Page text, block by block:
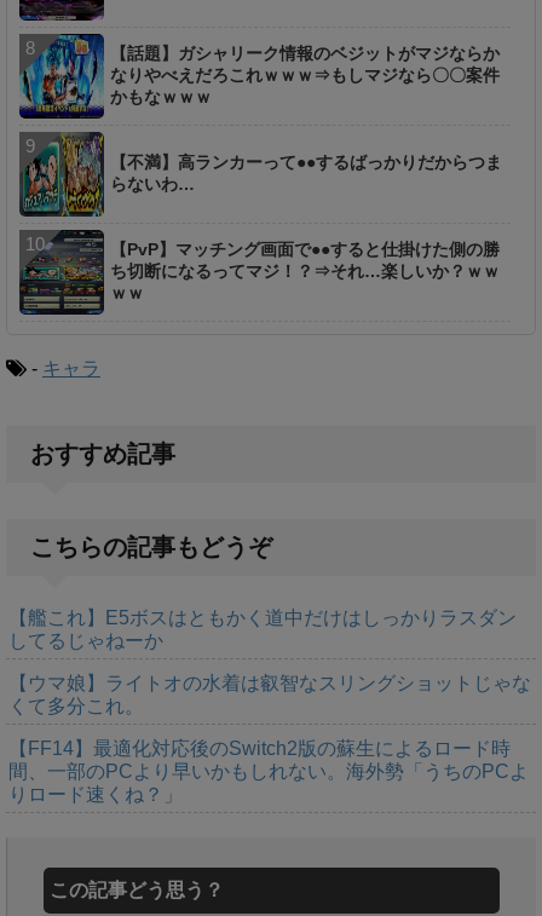
【話題】ガシャリーク情報のベジットがマジならか
なりやべえだろこれｗｗｗ⇒もしマジなら〇〇案件
かもなｗｗｗ
【不満】高ランカーって●●するばっかりだからつま
らないわ…
【PvP】マッチング画面で●●すると仕掛けた側の勝
ち切断になるってマジ！？⇒それ…楽しいか？ｗｗ
ｗｗ
- キャラ
おすすめ記事
こちらの記事もどうぞ
【艦これ】E5ボスはともかく道中だけはしっかりラスダン
してるじゃねーか
【ウマ娘】ライトオの水着は叡智なスリングショットじゃな
くて多分これ。
【FF14】最適化対応後のSwitch2版の蘇生によるロード時
間、一部のPCより早いかもしれない。海外勢「うちのPCよ
りロード速くね？」
この記事どう思う？